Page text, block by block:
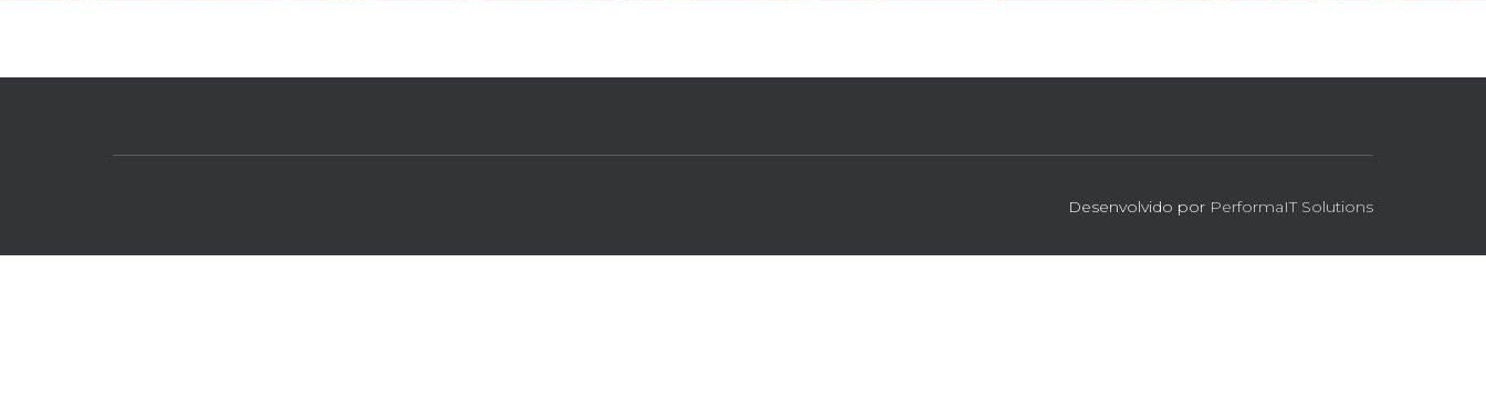
Desenvolvido por PerformaIT Solutions